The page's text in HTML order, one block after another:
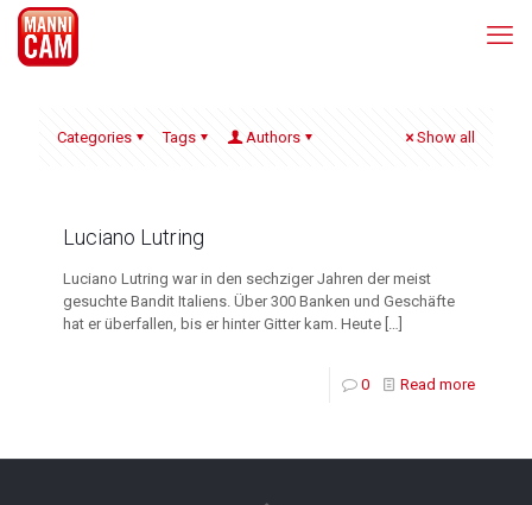
Categories Tags Authors Show all
Luciano Lutring
Luciano Lutring war in den sechziger Jahren der meist
gesuchte Bandit Italiens. Über 300 Banken und Geschäfte
hat er überfallen, bis er hinter Gitter kam. Heute […]
0 Read more